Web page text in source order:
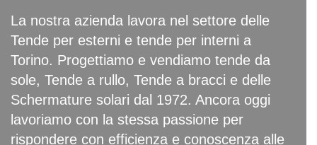
La nostra azienda lavora nel settore delle
Tende per esterni e tende per interni a
Torino. Progettiamo e vendiamo tende da
sole, Tende a rullo, Tende a bracci e delle
Schermature solari dal 1972. Ancora oggi
lavoriamo con la stessa passione per
rispondere con efficienza e conoscenza alle